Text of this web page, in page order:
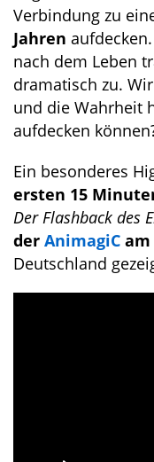
Verbindung zu
Jahren
nach dem Leben
dramatisch zu.
und die Wahrheit
aufdecken
Ein besonderes
ersten 15
Der Flashback des
der AnimagiC am
Deutschland